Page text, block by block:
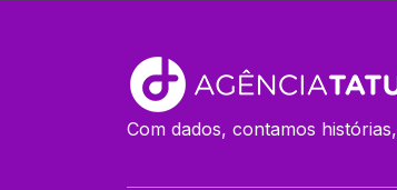
Com dados, contamos